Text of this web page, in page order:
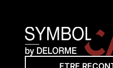
ETRE